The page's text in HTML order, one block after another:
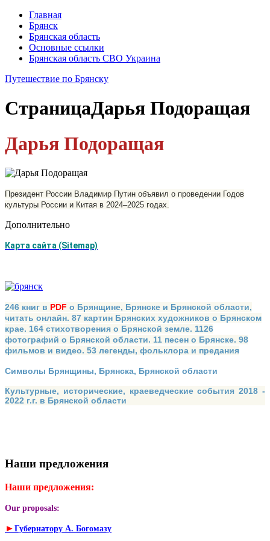
Главная
Брянск
Брянская область
Основные ссылки
Брянская область СВО Украина
Путешествие по Брянску
СтраницаДарья Подоращая
Дарья Подоращая
Президент России Владимир Путин объявил о проведении Годов
культуры России и Китая в 2024–2025 годах.
Дополнительно
Карта сайта (Sitemap)
246 книг в PDF о Брянщине, Брянске и Брянской области,
читать онлайн. 87 картин Брянских художников о Брянском
крае. 164 стихотворения о Брянской земле. 1126
фотографий о Брянской области. 11 песен о Брянске. 98
фильмов и видео. 53 легенды, фольклора и предания
Символы Брянщины, Брянска, Брянской области
Культурные, исторические, краеведческие события 2018 -
2022 г.г. в Брянской области
Наши предложения
Наши предложения:
Our proposals:
► Губернатору А. Богомазу